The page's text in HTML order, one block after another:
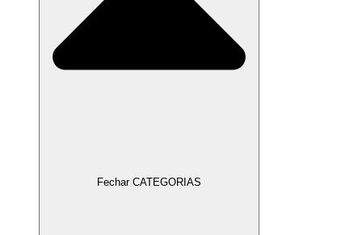
Fechar CATEGORIAS